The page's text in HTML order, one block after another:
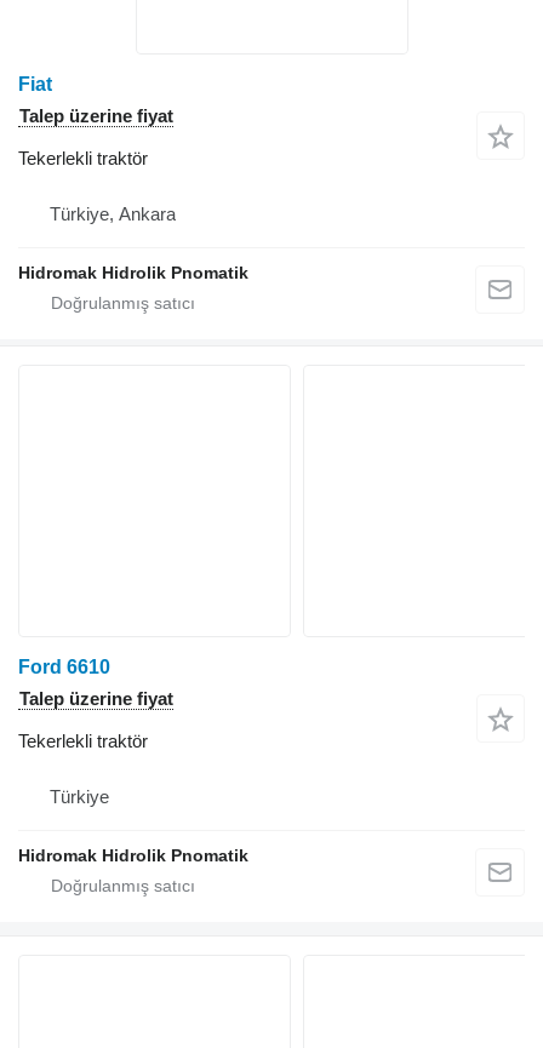
Fiat
Talep üzerine fiyat
Tekerlekli traktör
Türkiye, Ankara
Hidromak Hidrolik Pnomatik
Ford 6610
Talep üzerine fiyat
Tekerlekli traktör
Türkiye
Hidromak Hidrolik Pnomatik